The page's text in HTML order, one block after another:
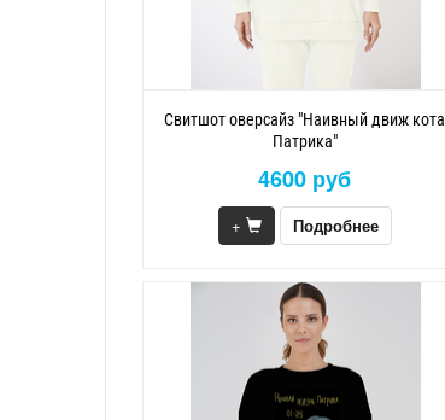
Свитшот оверсайз "Наивный движ кота
Патрика"
4600 руб
+ Подробнее